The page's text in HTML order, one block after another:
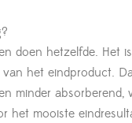
doen hetzelfde. Het
het eindproduct.
minder
het mooiste